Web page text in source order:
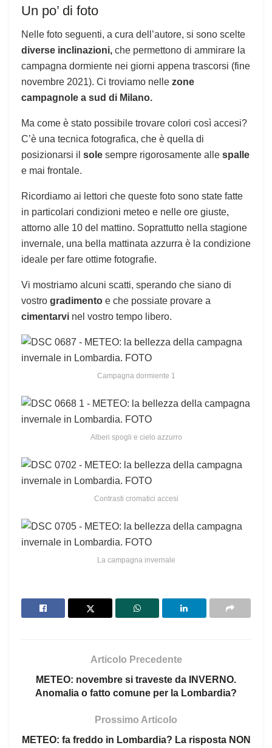
Un po’ di foto
Nelle foto seguenti, a cura dell’autore, si sono scelte
diverse inclinazioni, che permettono di ammirare la
campagna dormiente nei giorni appena trascorsi (fine
novembre 2021). Ci troviamo nelle zone
campagnole a sud di Milano.
Ma come è stato possibile trovare colori così accesi?
C’è una tecnica fotografica, che è quella di
posizionarsi il sole sempre rigorosamente alle spalle
e mai frontale.
Ricordiamo ai lettori che queste foto sono state fatte
in particolari condizioni meteo e nelle ore giuste,
attorno alle 10 del mattino. Soprattutto nella stagione
invernale, una bella mattinata azzurra è la condizione
ideale per fare ottime fotografie.
Vi mostriamo alcuni scatti, sperando che siano di
vostro gradimento e che possiate provare a
cimentarvi nel vostro tempo libero.
Campagna dormiente 1
Alberi spogli e cielo azzurro
Contrasti cromatici accesi
La campagna invernale
Articolo Precedente
METEO: novembre si traveste da INVERNO.
Anomalia o fatto comune per la Lombardia?
Prossimo Articolo
METEO: fa freddo in Lombardia? La risposta NON